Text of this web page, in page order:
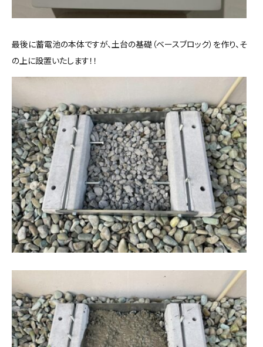
最後に蓄電池の本体ですが、土台の基礎（ベースブロック）を作り、そ
の上に設置いたします！！